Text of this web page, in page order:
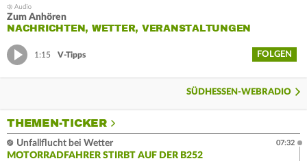
Zum Anhören
NACHRICHTEN, WETTER, VERANSTALTUNGEN
1:15 V-Tipps FOLGEN
SÜDHESSEN-WEBRADIO
THEMEN-TICKER
Unfallflucht bei Wetter
MOTORRADFAHRER STIRBT AUF DER B252
07:32